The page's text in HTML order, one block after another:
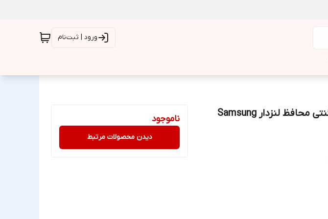
ورود | ثبت‌نام
کیف کتابی کلاسوری چرمی مگنتی محافظ لنزدار Samsung
ناموجود
دیدن محصولات مرتبط